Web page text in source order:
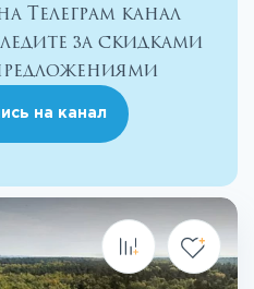
Телеграм канал
за скидками
на канал